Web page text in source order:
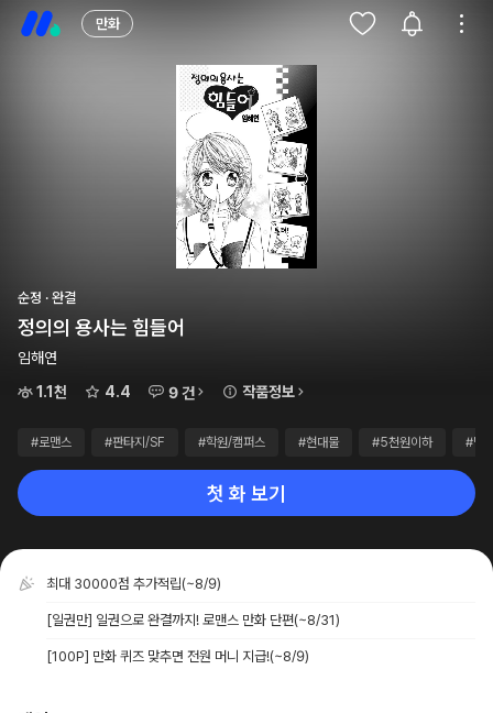
만화
순정 · 완결
정의의 용사는 힘들어
임해연
1.1천
4.4 9 건 작품정보
#로맨스 #판타지/SF #학원/캠퍼스 #현대물 #5천원이하 #별
첫 화 보기
최대 30000점 추가적립(~8/9)
[일권만] 일권으로 완결까지! 로맨스 만화 단편(~8/31)
[100P] 만화 퀴즈 맞추면 전원 머니 지급!(~8/9)